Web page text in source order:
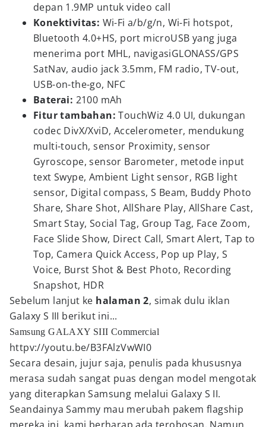
depan 1.9MP untuk video call
Konektivitas: Wi-Fi a/b/g/n, Wi-Fi hotspot,
Bluetooth 4.0+HS, port microUSB yang juga
menerima port MHL, navigasiGLONASS/GPS
SatNav, audio jack 3.5mm, FM radio, TV-out,
USB-on-the-go, NFC
Baterai: 2100 mAh
Fitur tambahan: TouchWiz 4.0 UI, dukungan
codec DivX/XviD, Accelerometer, mendukung
multi-touch, sensor Proximity, sensor
Gyroscope, sensor Barometer, metode input
text Swype, Ambient Light sensor, RGB light
sensor, Digital compass, S Beam, Buddy Photo
Share, Share Shot, AllShare Play, AllShare Cast,
Smart Stay, Social Tag, Group Tag, Face Zoom,
Face Slide Show, Direct Call, Smart Alert, Tap to
Top, Camera Quick Access, Pop up Play, S
Voice, Burst Shot & Best Photo, Recording
Snapshot, HDR
Sebelum lanjut ke halaman 2, simak dulu iklan
Galaxy S III berikut ini...
Samsung GALAXY SIII Commercial
httpv://youtu.be/B3FAlzVwWI0
Secara desain, jujur saja, penulis pada khususnya
merasa sudah sangat puas dengan model mengotak
yang diterapkan Samsung melalui Galaxy S II.
Seandainya Sammy mau merubah pakem flagship